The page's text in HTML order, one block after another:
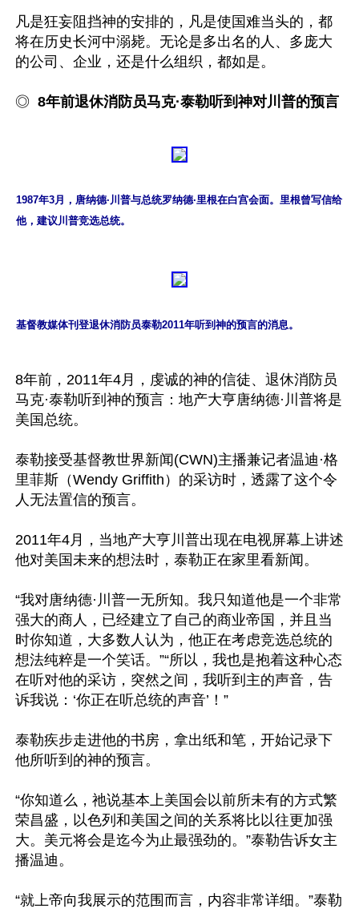
凡是狂妄阻挡神的安排的，凡是使国难当头的，都
将在历史长河中溺毙。无论是多出名的人、多庞大
的公司、企业，还是什么组织，都如是。
◎
  8年前退休消防员马克·泰勒听到神对川普的预言
1987年3月，唐纳德·川普与总统罗纳德·里根在白宫会面。里根曾写信给
他，建议川普竞选总统。
基督教媒体刊登退休消防员泰勒2011年听到神的预言的消息。
8年前，2011年4月，虔诚的神的信徒、退休消防员
马克·泰勒听到神的预言：地产大亨唐纳德·川普将是
美国总统。
泰勒接受基督教世界新闻(CWN)主播兼记者温迪·格
里菲斯（Wendy Griffith）的采访时，透露了这个令
人无法置信的预言。
2011年4月，当地产大亨川普出现在电视屏幕上讲述
他对美国未来的想法时，泰勒正在家里看新闻。
“我对唐纳德·川普一无所知。我只知道他是一个非常
强大的商人，已经建立了自己的商业帝国，并且当
时你知道，大多数人认为，他正在考虑竞选总统的
想法纯粹是一个笑话。”“所以，我也是抱着这种心态
在听对他的采访，突然之间，我听到主的声音，告
诉我说：‘你正在听总统的声音’！”
泰勒疾步走进他的书房，拿出纸和笔，开始记录下
他所听到的神的预言。
“你知道么，祂说基本上美国会以前所未有的方式繁
荣昌盛，以色列和美国之间的关系将比以往更加强
大。美元将会是迄今为止最强劲的。”泰勒告诉女主
播温迪。
“就上帝向我展示的范围而言，内容非常详细。”泰勒